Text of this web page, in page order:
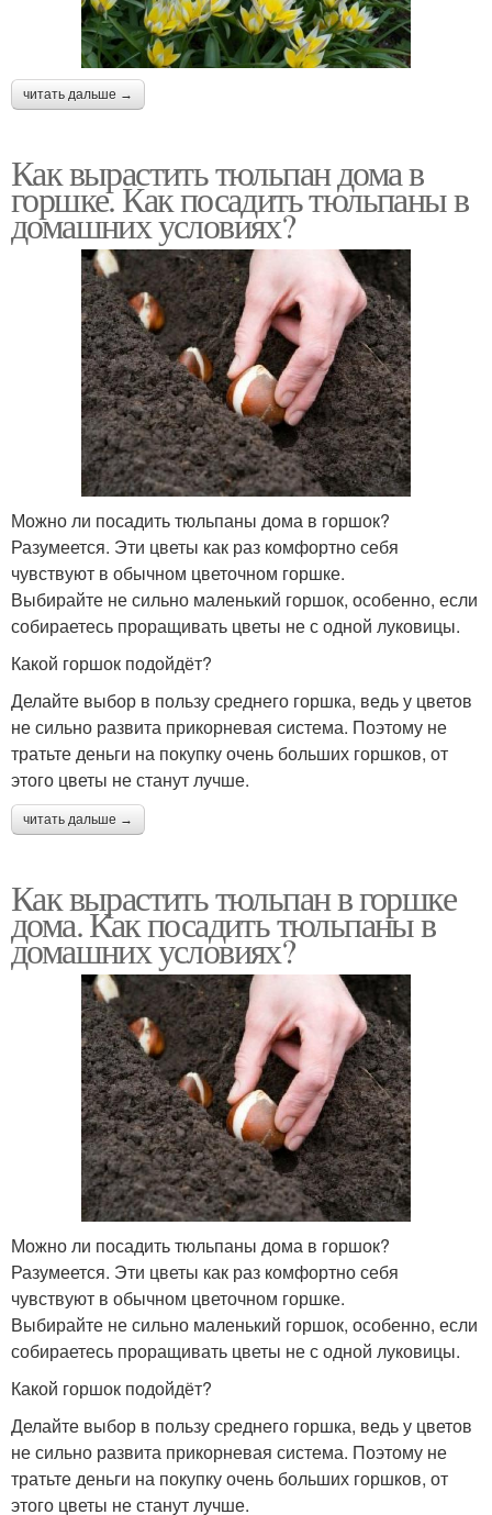
читать дальше →
Как вырастить тюльпан дома в
горшке. Как посадить тюльпаны в
домашних условиях?
Можно ли посадить тюльпаны дома в горшок?
Разумеется. Эти цветы как раз комфортно себя
чувствуют в обычном цветочном горшке.
Выбирайте не сильно маленький горшок, особенно, если
собираетесь проращивать цветы не с одной луковицы.
Какой горшок подойдёт?
Делайте выбор в пользу среднего горшка, ведь у цветов
не сильно развита прикорневая система. Поэтому не
тратьте деньги на покупку очень больших горшков, от
этого цветы не станут лучше.
читать дальше →
Как вырастить тюльпан в горшке
дома. Как посадить тюльпаны в
домашних условиях?
Можно ли посадить тюльпаны дома в горшок?
Разумеется. Эти цветы как раз комфортно себя
чувствуют в обычном цветочном горшке.
Выбирайте не сильно маленький горшок, особенно, если
собираетесь проращивать цветы не с одной луковицы.
Какой горшок подойдёт?
Делайте выбор в пользу среднего горшка, ведь у цветов
не сильно развита прикорневая система. Поэтому не
тратьте деньги на покупку очень больших горшков, от
этого цветы не станут лучше.